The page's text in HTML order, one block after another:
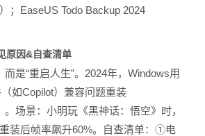
；EaseUS Todo Backup 2024
原因&自查清单
而是“重启人生”。2024年，Windows用
如Copilot）兼容问题重装
。场景：小明玩《黑神话：悟空》时，
装后帧率飙升60%。自查清单：①电